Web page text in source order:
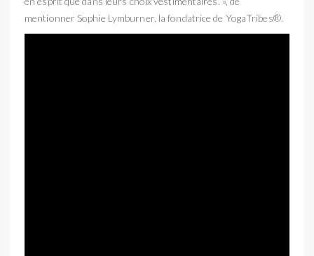
mentionner Sophie Lymburner, la fondatrice de YogaTribes®.